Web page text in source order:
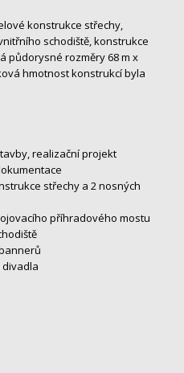
konstrukce střechy,
schodiště, konstrukce
půdorysné rozměry 68 m x
hmotnost konstrukcí byla
realizační projekt
střechy a 2 nosných
příhradového mostu